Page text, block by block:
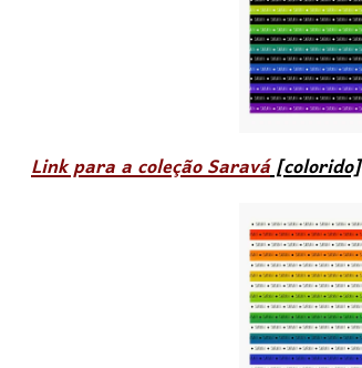
Link para a coleção Saravá[colorido]